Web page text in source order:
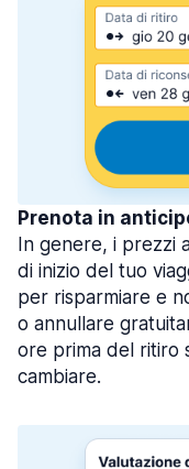
Prenota in
In genere, i prezzi
di inizio del tuo
per risparmiare e
o annullare
ore prima del ritiro
cambiare.